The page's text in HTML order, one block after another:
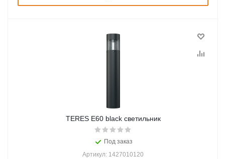
TERES E60 black светильник
Под заказ
Артикул: 1427010120